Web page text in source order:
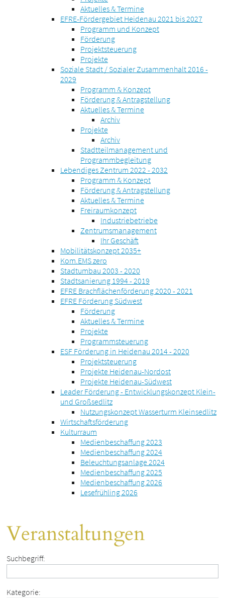
Aktuelles & Termine
EFRE-Fördergebiet Heidenau 2021 bis 2027
Programm und Konzept
Förderung
Projektsteuerung
Projekte
Soziale Stadt / Sozialer Zusammenhalt 2016 -
2029
Programm & Konzept
Förderung & Antragstellung
Aktuelles & Termine
Archiv
Projekte
Archiv
Stadtteilmanagement und
Programmbegleitung
Lebendiges Zentrum 2022 - 2032
Programm & Konzept
Förderung & Antragstellung
Aktuelles & Termine
Freiraumkonzept
Industriebetriebe
Zentrumsmanagement
Ihr Geschäft
Mobilitätskonzept 2035+
Kom.EMS zero
Stadtumbau 2003 - 2020
Stadtsanierung 1994 - 2019
EFRE Brachflächenförderung 2020 - 2021
EFRE Förderung Südwest
Förderung
Aktuelles & Termine
Projekte
Programmsteuerung
ESF Förderung in Heidenau 2014 - 2020
Projektsteuerung
Projekte Heidenau-Nordost
Projekte Heidenau-Südwest
Leader Förderung - Entwicklungskonzept Klein-
und Großsedlitz
Nutzungskonzept Wasserturm Kleinsedlitz
Wirtschaftsförderung
Kulturraum
Medienbeschaffung 2023
Medienbeschaffung 2024
Beleuchtungsanlage 2024
Medienbeschaffung 2025
Medienbeschaffung 2026
Lesefrühling 2026
Veranstaltungen
Suchbegriff:
Kategorie: